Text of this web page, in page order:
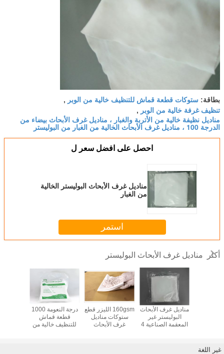
بطاقة: ستوكات قطعة قماش للتنظيف خالية من الوبر ,
تنظيف غرفة خالية من الوبر ,
مناديل نظيفة خالية من الأتربة والغبار ، مناديل غرف الأبحاث بيضاء من
الدرجة 100 ، مناديل غرف الأبحاث الخالية من الغبار من البوليستر
احصل على افضل سعر ل
مناديل غرف الأبحاث البوليستر الخالية
من الغبار
استمر
أكثر مناديل غرف الأبحاث البوليستر
درجة النعومة 1000
قطعة قماش
للتنظيف خالية من
160gsm الليزر قطع
ستوكات مناديل
غرف الأبحاث
مناديل غرف الأبحاث
البوليستر غير
المعقمة الصناعية 4
غير اللغة